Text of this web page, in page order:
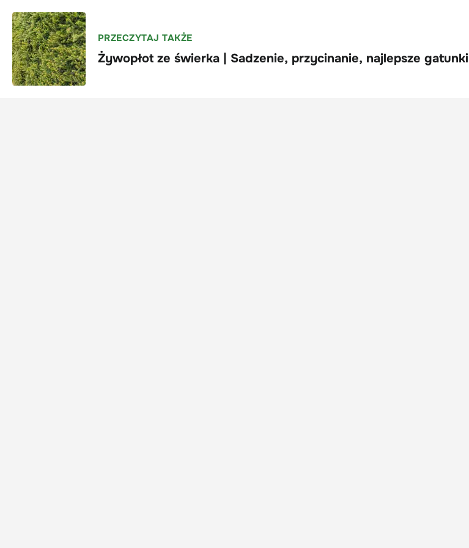
PRZECZYTAJ TAKŻE
Żywopłot ze świerka | Sadzenie, przycinanie, najlepsze gatunki